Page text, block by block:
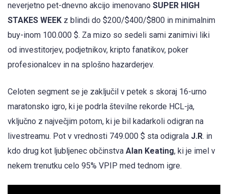
neverjetno pet-dnevno akcijo imenovano SUPER HIGH
STAKES WEEK z blindi do $200/$400/$800 in minimalnim
buy-inom 100.000 $. Za mizo so sedeli sami zanimivi liki
od investitorjev, podjetnikov, kripto fanatikov, poker
profesionalcev in na splošno hazarderjev.
Celoten segment se je zaključil v petek s skoraj 16-urno
maratonsko igro, ki je podrla številne rekorde HCL-ja,
vključno z največjim potom, ki je bil kadarkoli odigran na
livestreamu. Pot v vrednosti 749.000 $ sta odigrala J.R. in
kdo drug kot ljubljenec občinstva Alan Keating, ki je imel v
nekem trenutku celo 95% VPIP med tednom igre.